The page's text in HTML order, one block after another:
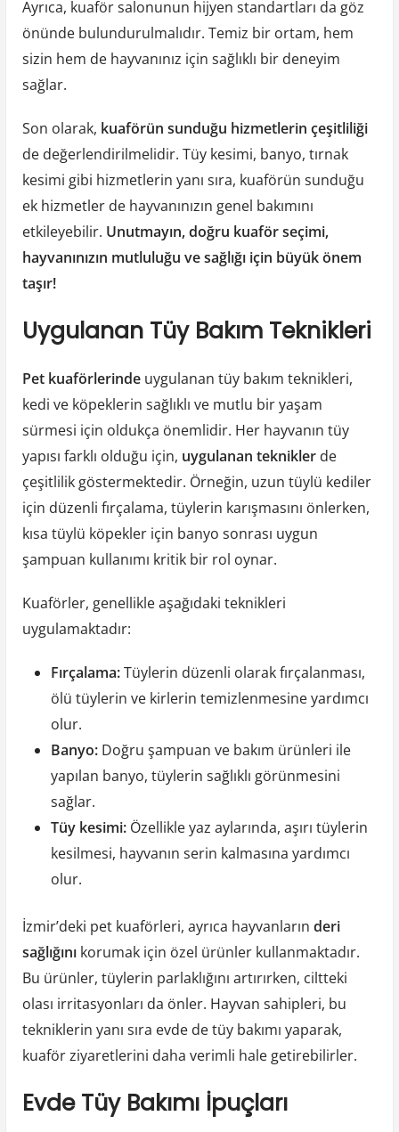
Ayrıca, kuaför salonunun hijyen standartları da göz
önünde bulundurulmalıdır. Temiz bir ortam, hem
sizin hem de hayvanınız için sağlıklı bir deneyim
sağlar.
Son olarak, kuaförün sunduğu hizmetlerin çeşitliliği
de değerlendirilmelidir. Tüy kesimi, banyo, tırnak
kesimi gibi hizmetlerin yanı sıra, kuaförün sunduğu
ek hizmetler de hayvanınızın genel bakımını
etkileyebilir. Unutmayın, doğru kuaför seçimi,
hayvanınızın mutluluğu ve sağlığı için büyük önem
taşır!
Uygulanan Tüy Bakım Teknikleri
Pet kuaförlerindeuygulanan tüy bakım teknikleri,
kedi ve köpeklerin sağlıklı ve mutlu bir yaşam
sürmesi için oldukça önemlidir. Her hayvanın tüy
yapısı farklı olduğu için, uygulanan tekniklerde
çeşitlilik göstermektedir. Örneğin, uzun tüylü kediler
için düzenli fırçalama, tüylerin karışmasını önlerken,
kısa tüylü köpekler için banyo sonrası uygun
şampuan kullanımı kritik bir rol oynar.
Kuaförler, genellikle aşağıdaki teknikleri
uygulamaktadır:
Fırçalama:Tüylerin düzenli olarak fırçalanması,
ölü tüylerin ve kirlerin temizlenmesine yardımcı
olur.
Banyo:Doğru şampuan ve bakım ürünleri ile
yapılan banyo, tüylerin sağlıklı görünmesini
sağlar.
Tüy kesimi:Özellikle yaz aylarında, aşırı tüylerin
kesilmesi, hayvanın serin kalmasına yardımcı
olur.
İzmir’deki pet kuaförleri, ayrıca hayvanların deri
sağlığınıkorumak için özel ürünler kullanmaktadır.
Bu ürünler, tüylerin parlaklığını artırırken, ciltteki
olası irritasyonları da önler. Hayvan sahipleri, bu
tekniklerin yanı sıra evde de tüy bakımı yaparak,
kuaför ziyaretlerini daha verimli hale getirebilirler.
Evde Tüy Bakımı İpuçları